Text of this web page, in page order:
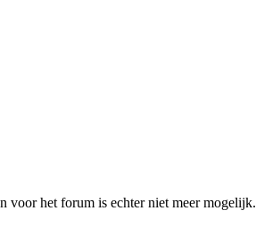
voor het forum is echter niet meer mogelijk.